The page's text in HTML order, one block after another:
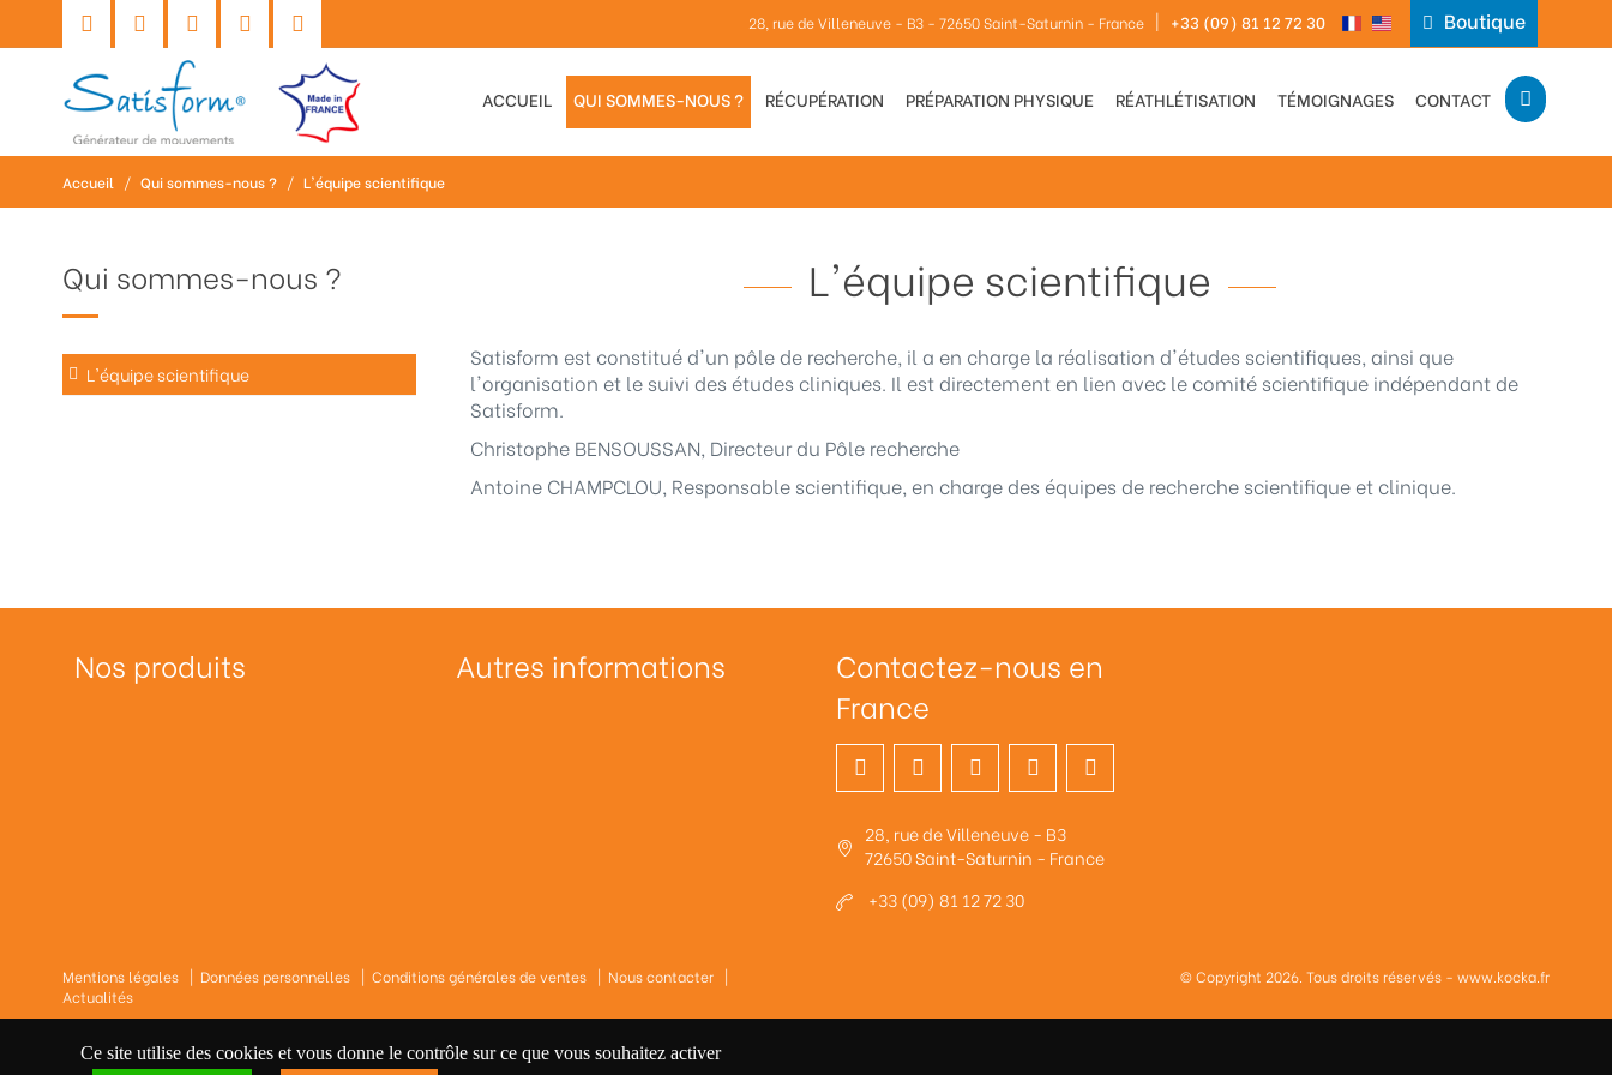
Boutique
28, rue de Villeneuve - B3 - 72650 Saint-Saturnin - France | +33 (09) 81 12 72 30
ACCUEIL QUI SOMMES-NOUS ? RÉCUPÉRATION PRÉPARATION PHYSIQUE RÉATHLÉTISATION TÉMOIGNAGES CONTACT
Accueil / Qui sommes-nous ? / L'équipe scientifique
L'équipe scientifique
Satisform est constitué d'un pôle de recherche, il a en charge la réalisation d'études scientifiques, ainsi que
l'organisation et le suivi des études cliniques. Il est directement en lien avec le comité scientifique indépendant de
Satisform.
Christophe BENSOUSSAN, Directeur du Pôle recherche
Antoine CHAMPCLOU, Responsable scientifique, en charge des équipes de recherche scientifique et clinique.
Qui sommes-nous ?
L'équipe scientifique
Nos produits Autres informations
Contactez-nous en
France
28, rue de Villeneuve - B3
72650 Saint-Saturnin - France
+33 (09) 81 12 72 30
Mentions légales | Données personnelles | Conditions générales de ventes | Nous contacter |
Actualités
© Copyright 2026 . Tous droits réservés - www.kocka.fr
Ce site utilise des cookies et vous donne le contrôle sur ce que vous souhaitez activer